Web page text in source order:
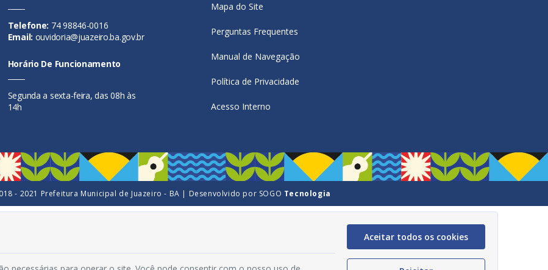
Telefone: 74 98846-0016
Email: ouvidoria@juazeiro.ba.gov.br
Horário De Funcionamento
Segunda a sexta-feira, das 08h às
14h
Mapa do Site
Perguntas Frequentes
Manual de Navegação
Política de Privacidade
Acesso Interno
- 2021 Prefeitura Municipal de Juazeiro - BA | Desenvolvido por SOGO Tecnologia
Aceitar todos os cookies